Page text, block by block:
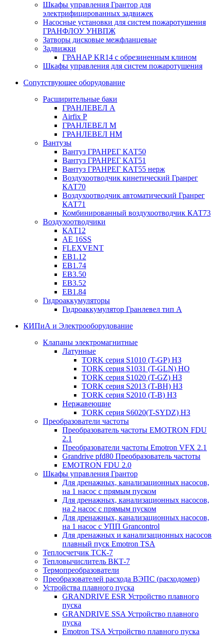
Шкафы управления Грантор для
электрифицированных задвижек
Насосные установки для систем пожаротушения
ГРАНФЛОУ УНВПЖ
Затворы дисковые межфланцевые
Задвижки
ГРАНАР KR14 с обрезиненным клином
Шкафы управления для систем пожаротушения
Сопутствующее оборудование
Расширительные баки
ГРАНЛЕВЕЛ А
Airfix P
ГРАНЛЕВЕЛ М
ГРАНЛЕВЕЛ НМ
Вантузы
Вантуз ГРАНРЕГ КАТ50
Вантуз ГРАНРЕГ КАТ51
Вантуз ГРАНРЕГ КАТ55 нерж
Воздухоотводчик кинетический Гранрег
КАТ70
Воздухоотводчик автоматический Гранрег
КАТ71
Комбинированный воздухоотводчик КАТ73
Воздухоотводчики
КАТ12
AE 16SS
FLEXVENT
EB1.12
EB1.74
EB3.50
EB3.52
EB1.84
Гидроаккумуляторы
Гидроаккумулятор Гранлевел тип А
КИПиА и Электрооборудование
Клапаны электромагнитные
Латунные
TORK серия S1010 (T-GP) НЗ
TORK серия S1031 (T-GLN) НО
TORK серия S1020 (T-GZ) НЗ
TORK серия S2013 (T-BH) НЗ
TORK серия S2010 (T-B) НЗ
Нержавеющие
TORK серия S6020(T-SYDZ) НЗ
Преобразователи частоты
Преобразователь частоты EMOTRON FDU
2.1
Преобразователи частоты Emotron VFX 2.1
Grandrive pfd80 Преобразователь частоты
EMOTRON FDU 2.0
Шкафы управления Грантор
Для дренажных, канализационных насосов,
на 1 насос с прямым пуском
Для дренажных, канализационных насосов,
на 2 насос с прямым пуском
Для дренажных, канализационных насосов,
на 1 насос с УПП Grancontrol
Для дренажных и канализационных насосов
плавный пуск Emotron TSA
Теплосчетчик ТСК-7
Тепловычислитель ВКТ-7
Термопреобразователи
Преобразователей расхода ВЭПС (расходомер)
Устройства плавного пуска
GRANDRIVE ESR Устройство плавного
пуска
GRANDRIVE SSA Устройство плавного
пуска
Emotron TSA Устройство плавного пуска